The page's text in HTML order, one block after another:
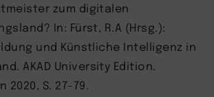
zum digitalen
In: Fürst, R.A (Hrsg.):
und Künstliche Intelligenz in
AKAD University Edition.
2020, S. 27-79.